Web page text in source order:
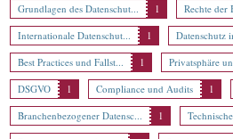
Grundlagen des Datenschut... 1 Rechte der
Internationale Datenschut...
1 Datenschutz
Best Practices und Fallst...
1 Privatsphäre
DSGVO
1 Compliance und Audits 1
Branchenbezogener Datensc...
1